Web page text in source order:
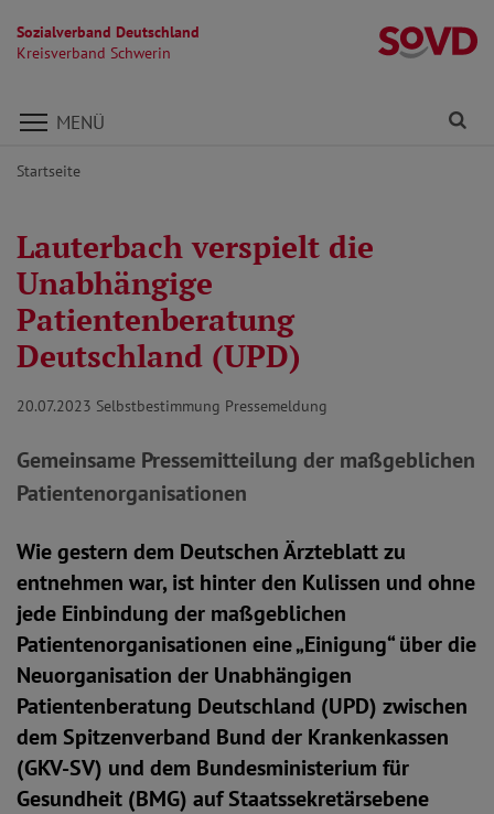
Sozialverband Deutschland
Kreisverband Schwerin
Direkt zu den Inhalten springen
MENÜ
Startseite
Lauterbach verspielt die
Unabhängige
Patientenberatung
Deutschland (UPD)
20.07.2023 Selbstbestimmung Pressemeldung
Gemeinsame Pressemitteilung der maßgeblichen
Patientenorganisationen
Wie gestern dem Deutschen Ärzteblatt zu
entnehmen war, ist hinter den Kulissen und ohne
jede Einbindung der maßgeblichen
Patientenorganisationen eine „Einigung“ über die
Neuorganisation der Unabhängigen
Patientenberatung Deutschland (UPD) zwischen
dem Spitzenverband Bund der Krankenkassen
(GKV-SV) und dem Bundesministerium für
Gesundheit (BMG) auf Staatssekretärsebene